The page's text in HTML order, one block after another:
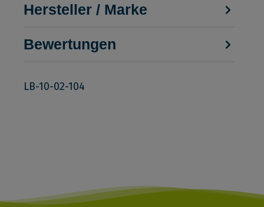
Hersteller / Marke
Bewertungen
LB-10-02-104